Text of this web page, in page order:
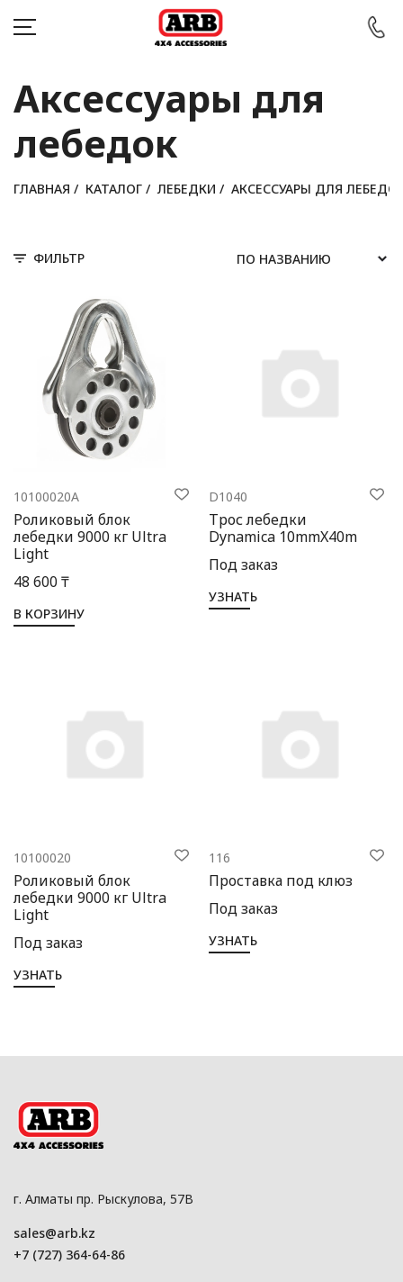
КАТАЛОГ
АВТОМОБИЛИ
БЛОГ
ПОКУПАТЕЛЯМ
КОНТАКТЫ
Войти
Выбор языка
Аксессуары для
лебедок
ГЛАВНАЯ / КАТАЛОГ / ЛЕБЕДКИ / АКСЕССУАРЫ ДЛЯ
ФИЛЬТР
10100020A
Роликовый блок
лебедки 9000 кг Ultra
Light
48 600 ₸
В КОРЗИНУ
D1040
Трос лебедки
Dynamica 10mmX40m
Под заказ
УЗНАТЬ
10100020
Роликовый блок
лебедки 9000 кг Ultra
Light
Под заказ
УЗНАТЬ
116
Проставка под клюз
Под заказ
УЗНАТЬ
г. Алматы пр. Рыскулова, 57В
sales@arb.kz
+7 (727) 364-64-86